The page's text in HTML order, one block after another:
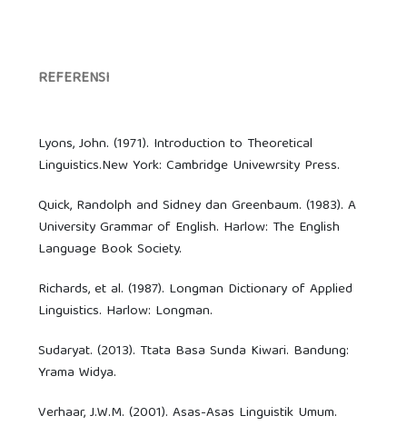
REFERENSI
Lyons, John. (1971). Introduction to Theoretical
Linguistics.New York: Cambridge Univewrsity Press.
Quick, Randolph and Sidney dan Greenbaum. (1983). A
University Grammar of English. Harlow: The English
Language Book Society.
Richards, et al. (1987). Longman Dictionary of Applied
Linguistics. Harlow: Longman.
Sudaryat. (2013). Ttata Basa Sunda Kiwari. Bandung:
Yrama Widya.
Verhaar, J.W.M. (2001). Asas-Asas Linguistik Umum.